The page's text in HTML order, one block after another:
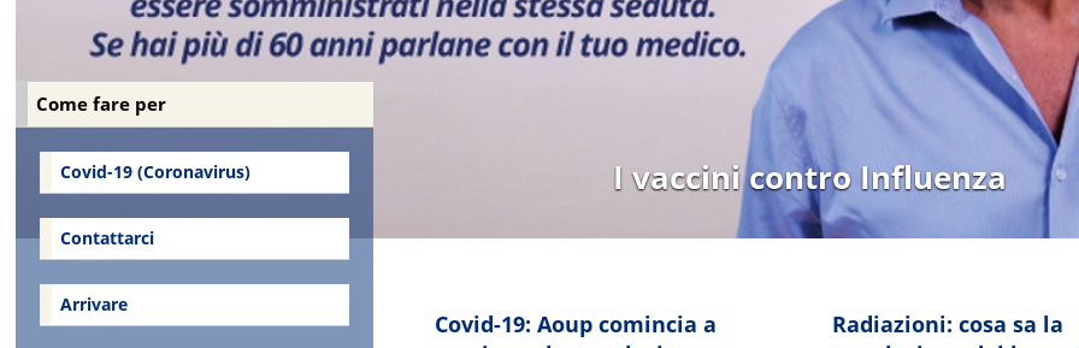
Covid-19: Aoup comincia a
Radiazioni: cosa sa la
Come fare per
Covid-19 (Coronavirus)
Contattarci
Arrivare